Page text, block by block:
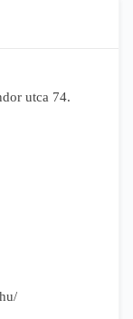
utca 74.